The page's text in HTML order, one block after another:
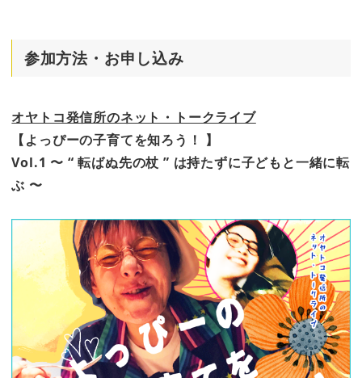
参加方法・お申し込み
オヤトコ発信所のネット・トークライブ
【よっぴーの子育てを知ろう！ 】
Vol.1 〜 “ 転ばぬ先の杖 ” は持たずに子どもと一緒に転
ぶ 〜